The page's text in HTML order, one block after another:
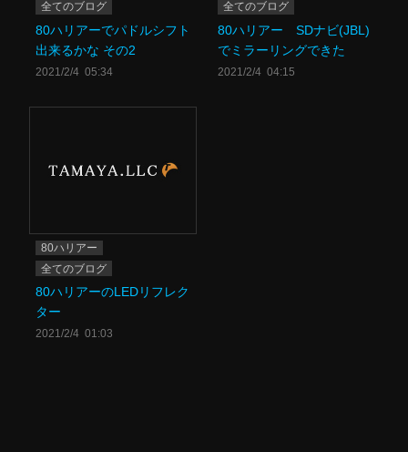
全てのブログ
80ハリアーでパドルシフト
出来るかな その2
2021/2/4 05:34
全てのブログ
80ハリアー SDナビ(JBL)
でミラーリングできた
2021/2/4 04:15
80ハリアー
全てのブログ
80ハリアーのLEDリフレク
ター
2021/2/4 01:03